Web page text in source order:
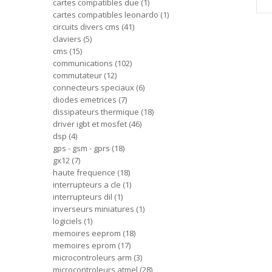
cartes compatibles due 1
cartes compatibles leonardo 1
circuits divers cms 41
claviers 5
cms 15
communications 102
commutateur 12
connecteurs speciaux 6
diodes emetrices 7
dissipateurs thermique 18
driver igbt et mosfet 46
dsp 4
gps - gsm - gprs 18
gx12 7
haute frequence 18
interrupteurs a cle 1
interrupteurs dil 1
inverseurs miniatures 1
logiciels 1
memoires eeprom 18
memoires eprom 17
microcontroleurs arm 3
microcontroleurs atmel 28